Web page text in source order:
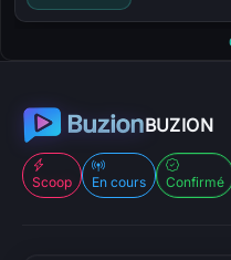
BUZION
Scoop En cours Confirmé